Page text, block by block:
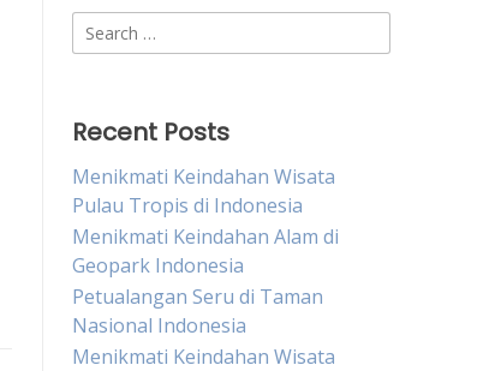
Search
for:
Recent Posts
Menikmati Keindahan Wisata
Pulau Tropis di Indonesia
Menikmati Keindahan Alam di
Geopark Indonesia
Petualangan Seru di Taman
Nasional Indonesia
Menikmati Keindahan Wisata